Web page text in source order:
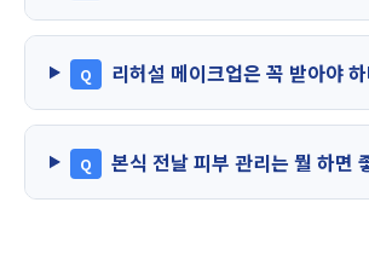
Q 리허설 메이크업은 꼭 받아야
Q 본식 전날 피부 관리는 뭘 하면